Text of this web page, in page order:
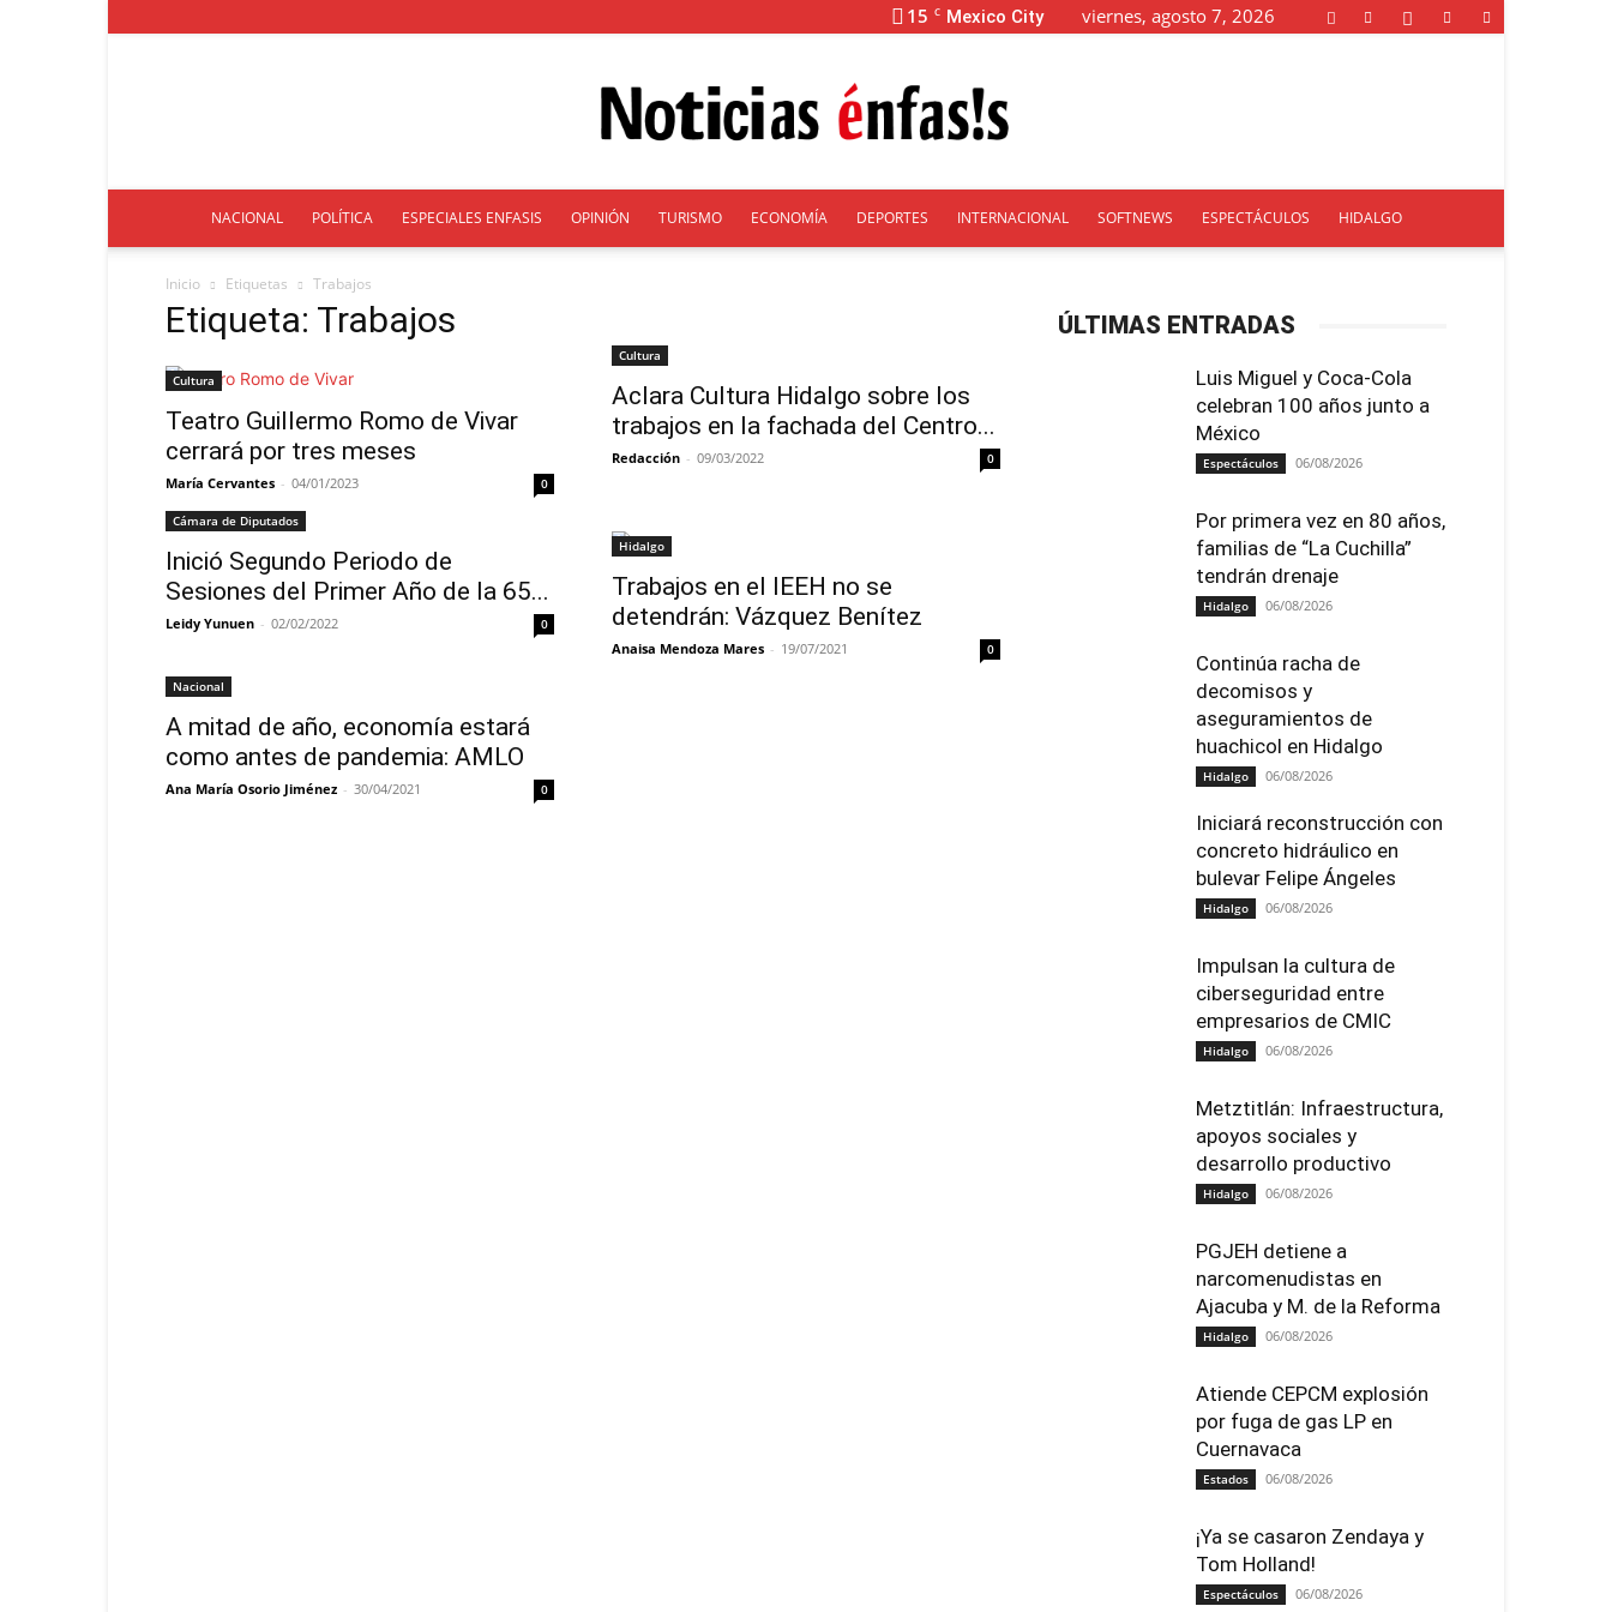
15 C Mexico City viernes, agosto 7, 2026
Énfasis
NACIONAL POLÍTICA ESPECIALES ENFASIS OPINIÓN TURISMO ECONOMÍA DEPORTES INTERNACIONAL SOFTNEWS ESPECTÁCULOS HIDALGO
Inicio Etiquetas Trabajos
Etiqueta: Trabajos
Cultura
Teatro Guillermo Romo de Vivar
cerrará por tres meses
María Cervantes - 04/01/2023 0
Cultura
Aclara Cultura Hidalgo sobre los
trabajos en la fachada del Centro...
Redacción - 09/03/2022 0
Cámara de Diputados
Inició Segundo Periodo de
Sesiones del Primer Año de la 65...
Leidy Yunuen - 02/02/2022 0
Hidalgo
Trabajos en el IEEH no se
detendrán: Vázquez Benítez
Anaisa Mendoza Mares - 19/07/2021 0
Nacional
A mitad de año, economía estará
como antes de pandemia: AMLO
Ana María Osorio Jiménez - 30/04/2021 0
ÚLTIMAS ENTRADAS
Luis Miguel y Coca-Cola
celebran 100 años junto a
México
Espectáculos 06/08/2026
Por primera vez en 80 años,
familias de “La Cuchilla”
tendrán drenaje
Hidalgo 06/08/2026
Continúa racha de
decomisos y
aseguramientos de
huachicol en Hidalgo
Hidalgo 06/08/2026
Iniciará reconstrucción con
concreto hidráulico en
bulevar Felipe Ángeles
Hidalgo 06/08/2026
Impulsan la cultura de
ciberseguridad entre
empresarios de CMIC
Hidalgo 06/08/2026
Metztitlán: Infraestructura,
apoyos sociales y
desarrollo productivo
Hidalgo 06/08/2026
PGJEH detiene a
narcomenudistas en
Ajacuba y M. de la Reforma
Hidalgo 06/08/2026
Atiende CEPCM explosión
por fuga de gas LP en
Cuernavaca
Estados 06/08/2026
¡Ya se casaron Zendaya y
Tom Holland!
Espectáculos 06/08/2026